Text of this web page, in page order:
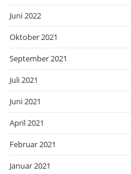
Juni 2022
Oktober 2021
September 2021
Juli 2021
Juni 2021
April 2021
Februar 2021
Januar 2021